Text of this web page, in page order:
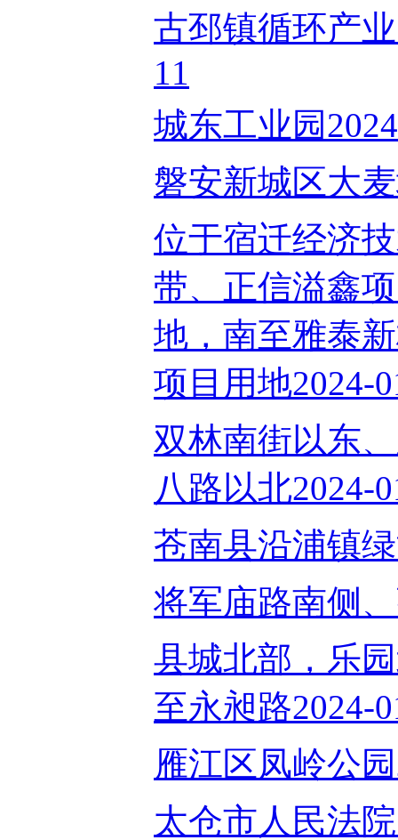
古邳镇循环产
11
城东工业园
磐安新城区大
位于宿迁经济
带、正信溢鑫
地，南至雅泰
项目用地2024-
双林南街以东
八路以北2024-
苍南县沿浦镇
将军庙路南侧
县城北部，乐
至永昶路2024-
雁江区凤岭公
太仓市人民法